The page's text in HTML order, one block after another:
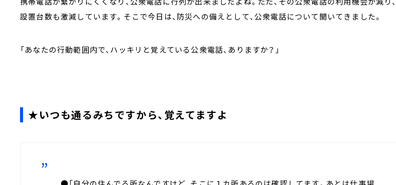
設置台数も激減しています。そこで今日は、防災への備えとして、公衆電話について聞いてきました。
「あなたの行動範囲内で、ハッキリと覚えている公衆電話、ありますか？」
★いつも通るみちですから、覚えてますよ